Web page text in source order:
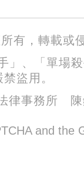
有，轉載或
」、「單場
盜用。
律事務所 陳
and the